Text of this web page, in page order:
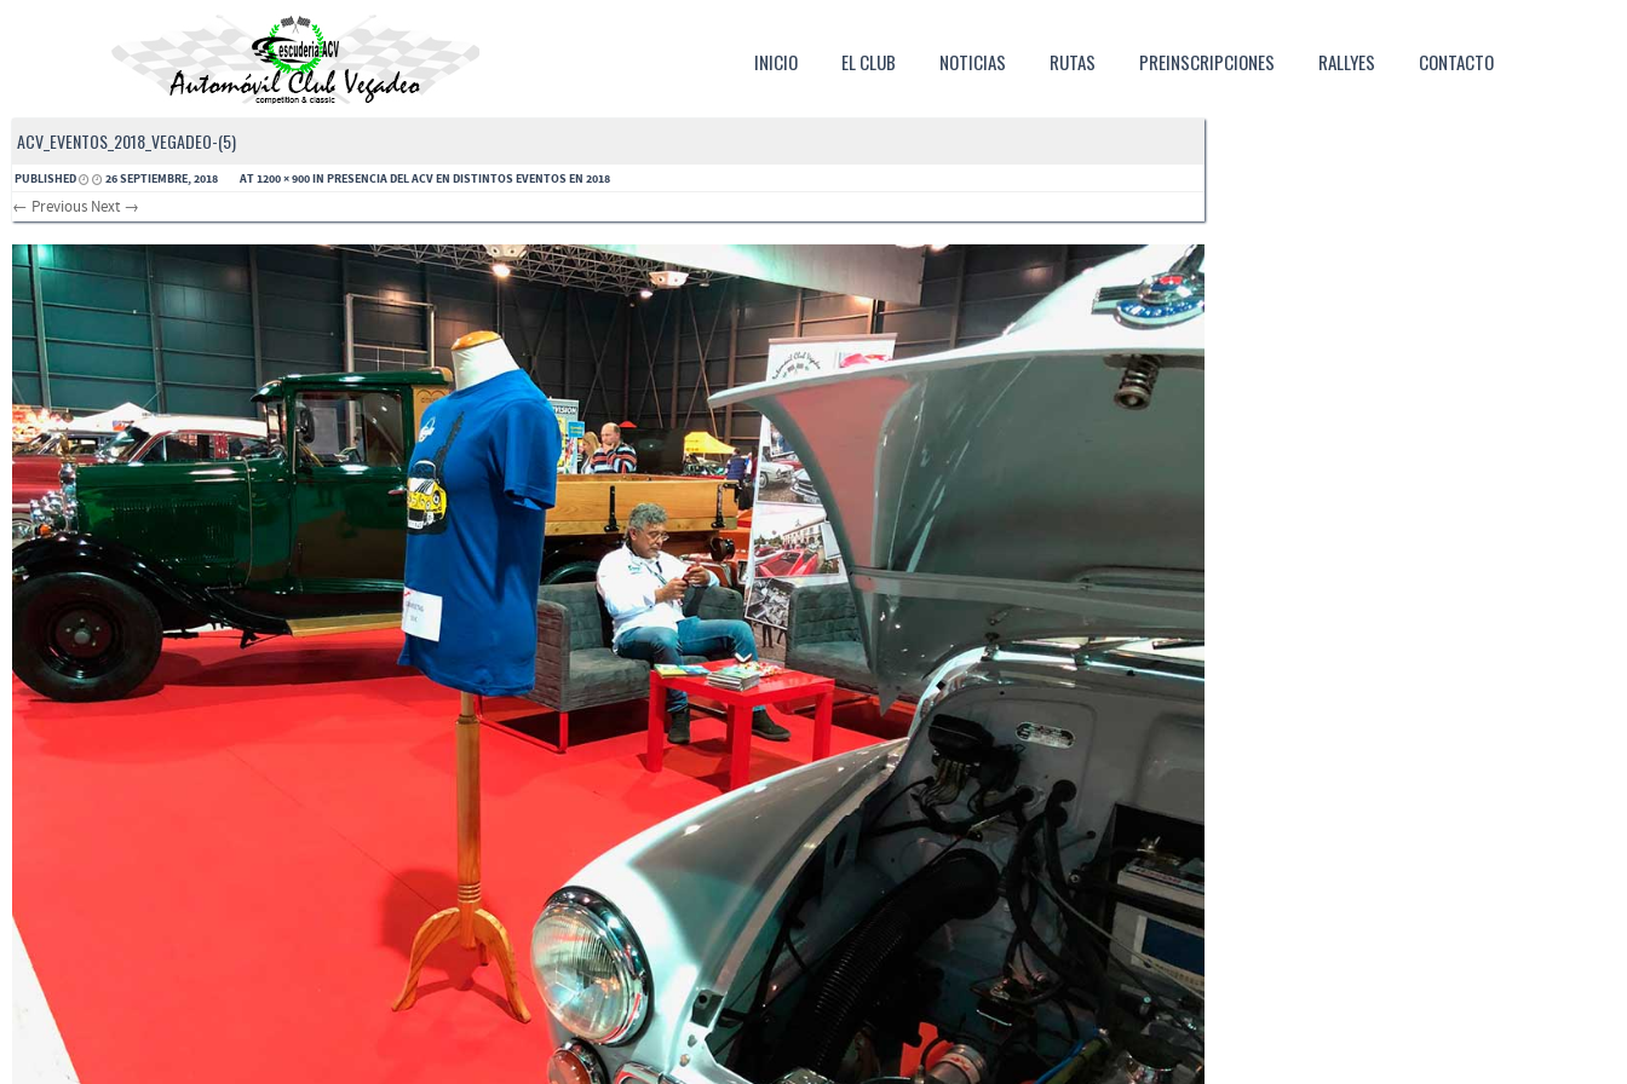
INICIO EL CLUB NOTICIAS RUTAS PREINSCRIPCIONES RALLYES CONTACTO
ACV_EVENTOS_2018_VEGADEO-(5)
PUBLISHED 26 SEPTIEMBRE, 2018 AT1200 × 900IN PRESENCIA DEL ACV EN DISTINTOS EVENTOS EN 2018
← Previous Next →